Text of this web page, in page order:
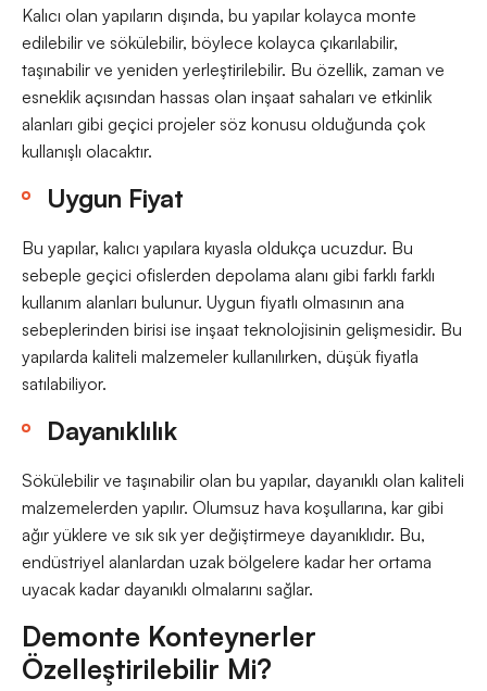
Kalıcı olan yapıların dışında, bu yapılar kolayca monte
edilebilir ve sökülebilir, böylece kolayca çıkarılabilir,
taşınabilir ve yeniden yerleştirilebilir. Bu özellik, zaman ve
esneklik açısından hassas olan inşaat sahaları ve etkinlik
alanları gibi geçici projeler söz konusu olduğunda çok
kullanışlı olacaktır.
Uygun Fiyat
Bu yapılar, kalıcı yapılara kıyasla oldukça ucuzdur. Bu
sebeple geçici ofislerden depolama alanı gibi farklı farklı
kullanım alanları bulunur. Uygun fiyatlı olmasının ana
sebeplerinden birisi ise inşaat teknolojisinin gelişmesidir. Bu
yapılarda kaliteli malzemeler kullanılırken, düşük fiyatla
satılabiliyor.
Dayanıklılık
Sökülebilir ve taşınabilir olan bu yapılar, dayanıklı olan kaliteli
malzemelerden yapılır. Olumsuz hava koşullarına, kar gibi
ağır yüklere ve sık sık yer değiştirmeye dayanıklıdır. Bu,
endüstriyel alanlardan uzak bölgelere kadar her ortama
uyacak kadar dayanıklı olmalarını sağlar.
Demonte Konteynerler
Özelleştirilebilir Mi?